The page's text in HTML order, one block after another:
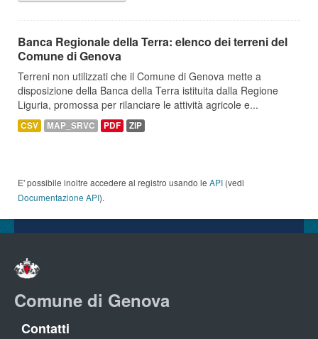
Banca Regionale della Terra: elenco dei terreni del
Comune di Genova
Terreni non utilizzati che il Comune di Genova mette a
disposizione della Banca della Terra istituita dalla Regione
Liguria, promossa per rilanciare le attività agricole e...
CSV MAP_SRVC PDF ZIP
E' possibile inoltre accedere al registro usando le API (vedi
Documentazione API).
Comune di Genova
Contatti